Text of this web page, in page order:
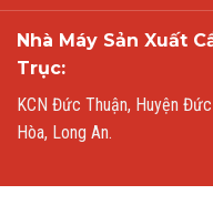
Nhà Máy Sản Xuất
Trục:
KCN Đức Thuận, Huyện Đức
Hòa, Long An.